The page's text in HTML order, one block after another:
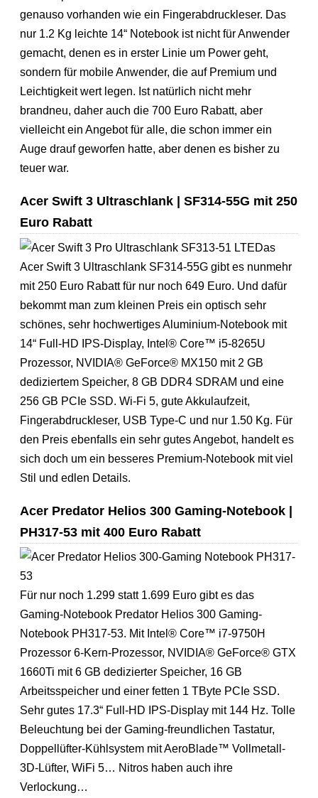
genauso vorhanden wie ein Fingerabdruckleser. Das
nur 1.2 Kg leichte 14“ Notebook ist nicht für Anwender
gemacht, denen es in erster Linie um Power geht,
sondern für mobile Anwender, die auf Premium und
Leichtigkeit wert legen. Ist natürlich nicht mehr
brandneu, daher auch die 700 Euro Rabatt, aber
vielleicht ein Angebot für alle, die schon immer ein
Auge drauf geworfen hatte, aber denen es bisher zu
teuer war.
Acer Swift 3 Ultraschlank | SF314-55G mit 250
Euro Rabatt
Das
Acer Swift 3 Ultraschlank SF314-55G gibt es nunmehr
mit 250 Euro Rabatt für nur noch 649 Euro. Und dafür
bekommt man zum kleinen Preis ein optisch sehr
schönes, sehr hochwertiges Aluminium-Notebook mit
14“ Full-HD IPS-Display, Intel® Core™ i5-8265U
Prozessor, NVIDIA® GeForce® MX150 mit 2 GB
dediziertem Speicher, 8 GB DDR4 SDRAM und eine
256 GB PCIe SSD. Wi-Fi 5, gute Akkulaufzeit,
Fingerabdruckleser, USB Type-C und nur 1.50 Kg. Für
den Preis ebenfalls ein sehr gutes Angebot, handelt es
sich doch um ein besseres Premium-Notebook mit viel
Stil und edlen Details.
Acer Predator Helios 300 Gaming-Notebook |
PH317-53 mit 400 Euro Rabatt
Für nur noch 1.299 statt 1.699 Euro gibt es das
Gaming-Notebook Predator Helios 300 Gaming-
Notebook PH317-53. Mit Intel® Core™ i7-9750H
Prozessor 6-Kern-Prozessor, NVIDIA® GeForce® GTX
1660Ti mit 6 GB dedizierter Speicher, 16 GB
Arbeitsspeicher und einer fetten 1 TByte PCIe SSD.
Sehr gutes 17.3“ Full-HD IPS-Display mit 144 Hz. Tolle
Beleuchtung bei der Gaming-freundlichen Tastatur,
Doppellüfter-Kühlsystem mit AeroBlade™ Vollmetall-
3D-Lüfter, WiFi 5… Nitros haben auch ihre
Verlockung…